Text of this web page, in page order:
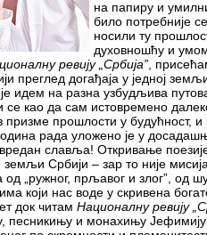
на папиру и
било потребније
носили ту
духовношћу и
ревију „Србија”,
преглед догађаја у једној
идем на разна узбудљива
се као да сам истовремено
прошлости у будућност, и
рада уложено је у
вредан славља! Откривање
Србији – зар то није
„ружног, прљавог и злог”, од
који нас воде у скривена
док читам Националну ревију
песникињу и монахињу Јефимију